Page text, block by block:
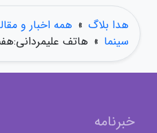
هدا بلاگ » همه اخبار و
سینما » هاتف
خبرنامه